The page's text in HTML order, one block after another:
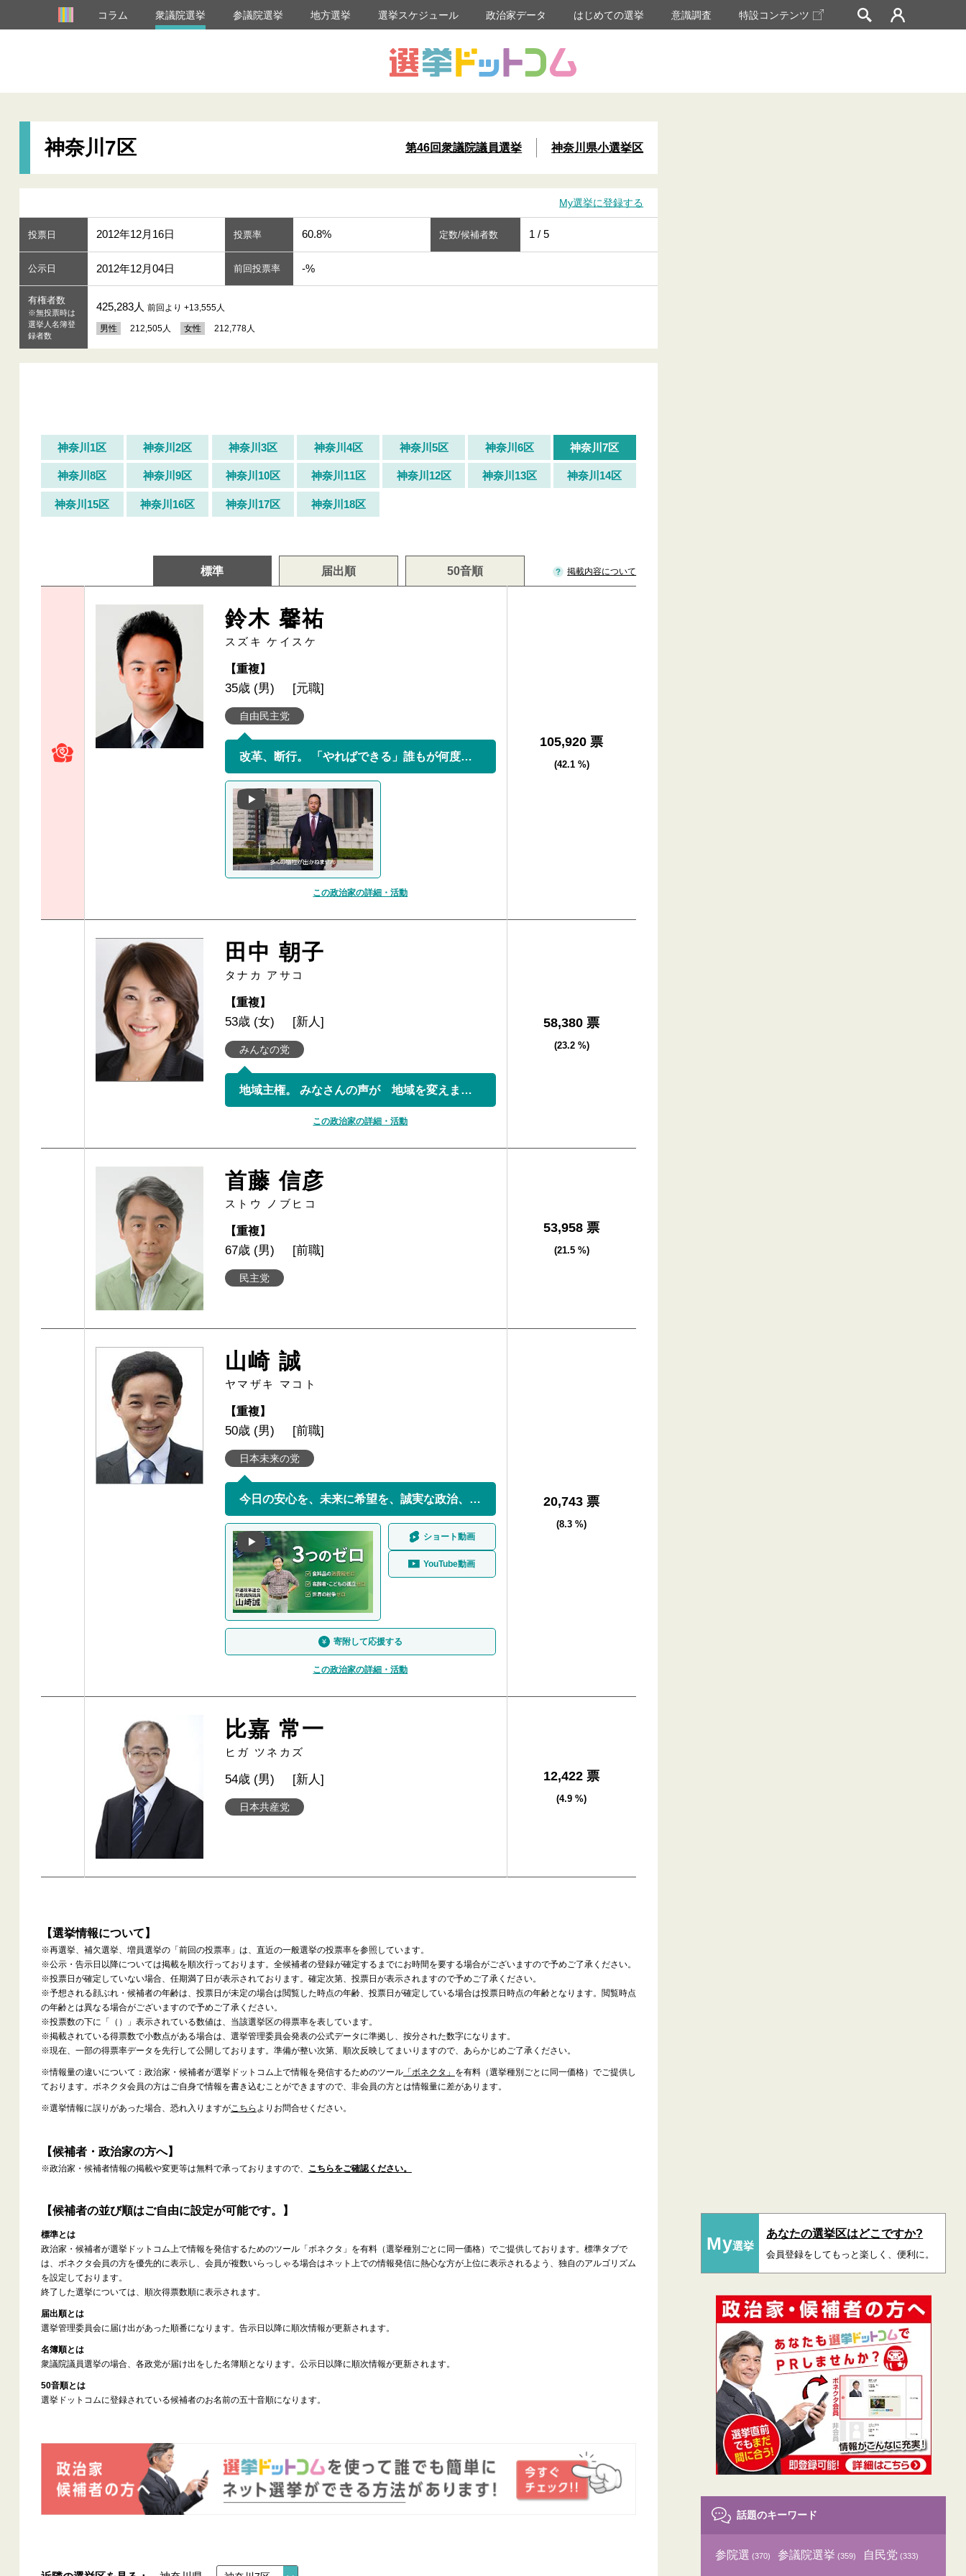
コラム 衆議院選挙 参議院選挙 地方選挙 選挙スケジュール 政治家データ はじめての選挙 意識調査 特設コンテンツ
神奈川7区 第46回衆議院議員選挙 神奈川県小選挙区
My選挙に登録する
投票日 2012年12月16日 投票率 60.8% 定数/候補者数 1 / 5
公示日 2012年12月04日 前回投票率 -%
有権者数
※無投票時は
選挙人名簿登
録者数
425,283人 前回より +13,555人
男性 212,505人 女性 212,778人
神奈川1区 神奈川2区 神奈川3区 神奈川4区 神奈川5区 神奈川6区 神奈川7区
神奈川8区 神奈川9区 神奈川10区 神奈川11区 神奈川12区 神奈川13区 神奈川14区
神奈川15区 神奈川16区 神奈川17区 神奈川18区
標準 届出順 50音順 掲載内容について
鈴木 馨祐
スズキ ケイスケ
自由民主党
【重複】
35歳 (男) [元職]
改革、断行。 「やればできる」誰もが何度でも挑...
この政治家の詳細・活動
105,920 票
(42.1 %)
田中 朝子
タナカ アサコ
みんなの党
【重複】
53歳 (女) [新人]
地域主権。 みなさんの声が 地域を変えます。
この政治家の詳細・活動
58,380 票
(23.2 %)
首藤 信彦
ストウ ノブヒコ
民主党
【重複】
67歳 (男) [前職]
53,958 票
(21.5 %)
山崎 誠
ヤマザキ マコト
日本未来の党
【重複】
50歳 (男) [前職]
今日の安心を、未来に希望を、誠実な政治、責任の政治
ショート動画
YouTube動画
寄附して応援する
この政治家の詳細・活動
20,743 票
(8.3 %)
比嘉 常一
ヒガ ツネカズ
日本共産党
54歳 (男) [新人] 12,422 票
(4.9 %)
【選挙情報について】
※再選挙、補欠選挙、増員選挙の「前回の投票率」は、直近の一般選挙の投票率を参照しています。
※公示・告示日以降については掲載を順次行っております。全候補者の登録が確定するまでにお時間を要する場合がございますので予めご了承ください。
※投票日が確定していない場合、任期満了日が表示されております。確定次第、投票日が表示されますので予めご了承ください。
※予想される顔ぶれ・候補者の年齢は、投票日が未定の場合は閲覧した時点の年齢、投票日が確定している場合は投票日時点の年齢となります。閲覧時点
の年齢とは異なる場合がございますので予めご了承ください。
※投票数の下に「（）」表示されている数値は、当該選挙区の得票率を表しています。
※掲載されている得票数で小数点がある場合は、選挙管理委員会発表の公式データに準拠し、按分された数字になります。
※現在、一部の得票率データを先行して公開しております。準備が整い次第、順次反映してまいりますので、あらかじめご了承ください。
※情報量の違いについて：政治家・候補者が選挙ドットコム上で情報を発信するためのツール「ボネクタ」 を有料（選挙種別ごとに同一価格）でご提供し
ております。ボネクタ会員の方はご自身で情報を書き込むことができますので、非会員の方とは情報量に差があります。
※選挙情報に誤りがあった場合、恐れ入りますがこちら よりお問合せください。
【候補者・政治家の方へ】
※政治家・候補者情報の掲載や変更等は無料で承っておりますので、 こちらをご確認ください。
【候補者の並び順はご自由に設定が可能です。】
標準とは
政治家・候補者が選挙ドットコム上で情報を発信するためのツール「ボネクタ」を有料（選挙種別ごとに同一価格）でご提供しております。標準タブで
は、ボネクタ会員の方を優先的に表示し、会員が複数いらっしゃる場合はネット上での情報発信に熱心な方が上位に表示されるよう、独自のアルゴリズム
を設定しております。
終了した選挙については、順次得票数順に表示されます。
届出順とは
選挙管理委員会に届け出があった順番になります。告示日以降に順次情報が更新されます。
名簿順とは
衆議院議員選挙の場合、各政党が届け出をした名簿順となります。公示日以降に順次情報が更新されます。
50音順とは
選挙ドットコムに登録されている候補者のお名前の五十音順になります。
My選挙
あなたの選挙区はどこですか?
会員登録をしてもっと楽しく、便利に。
話題のキーワード
参院選 (370) 参議院選挙 (359) 自民党 (333)